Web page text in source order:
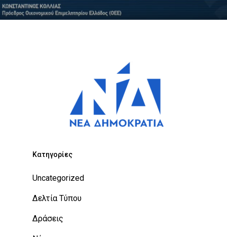
Kατηγορίες
Uncategorized
Δελτία Τύπου
Δράσεις